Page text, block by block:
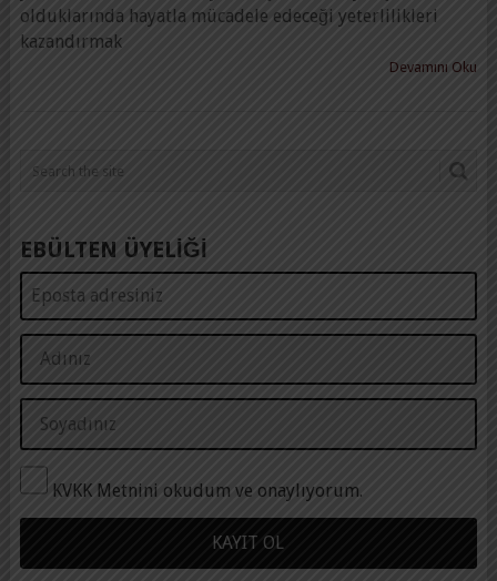
olduklarında hayatla mücadele edeceği yeterlilikleri
kazandırmak
Devamını Oku
EBÜLTEN ÜYELİĞİ
KVKK Metnini okudum ve onaylıyorum.